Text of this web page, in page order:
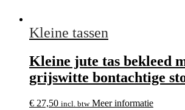
Kleine tassen
Kleine jute tas bekleed
grijswitte bontachtige
€ 27,50 incl. btw Meer informatie